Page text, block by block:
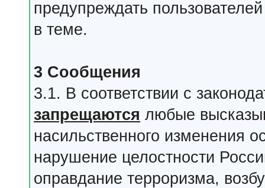
предупреждать
в теме.
3 Сообщения
3.1. В соответствии с
запрещаются любые
насильственного изменения
нарушение целостности
оправдание терроризма,